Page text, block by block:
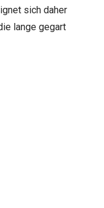
sich daher
lange gegart